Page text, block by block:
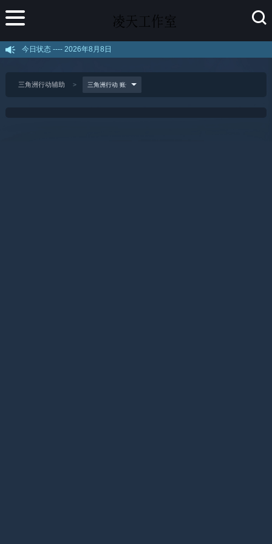
今日状态 ----2026年8月8日
三角洲行动辅助